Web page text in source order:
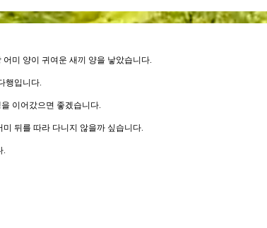
미 양이 귀여운 새끼 양을 낳았습니다.
행입니다.
이어갔으면 좋겠습니다.
뒤를 따라 다니지 않을까 싶습니다.